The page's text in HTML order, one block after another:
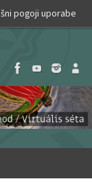
pogoji uporabe